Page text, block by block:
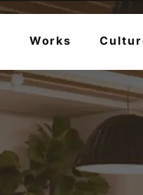
Works